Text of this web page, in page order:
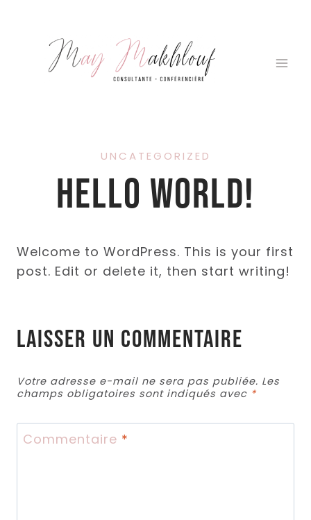
contenu
UNCATEGORIZED
Hello world!
Welcome to WordPress. This is your first
post. Edit or delete it, then start writing!
Laisser un commentaire
Votre adresse e-mail ne sera pas publiée. Les
champs obligatoires sont indiqués avec *
Commentaire *